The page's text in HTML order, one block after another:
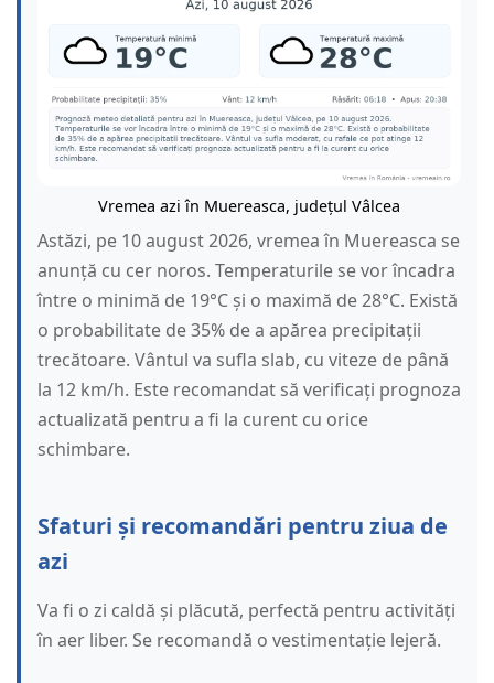
Vremea azi în Muereasca, județul Vâlcea
Astăzi, pe 10 august 2026, vremea în Muereasca se
anunță cu cer noros. Temperaturile se vor încadra
între o minimă de 19°C și o maximă de 28°C. Există
o probabilitate de 35% de a apărea precipitații
trecătoare. Vântul va sufla slab, cu viteze de până
la 12 km/h. Este recomandat să verificați prognoza
actualizată pentru a fi la curent cu orice
schimbare.
Sfaturi și recomandări pentru ziua de
azi
Va fi o zi caldă și plăcută, perfectă pentru activități
în aer liber. Se recomandă o vestimentație lejeră.